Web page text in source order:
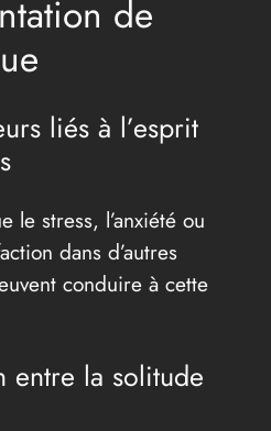
de
liés à l’esprit
le stress, l’anxiété ou
dans d’autres
conduire à cette
entre la solitude